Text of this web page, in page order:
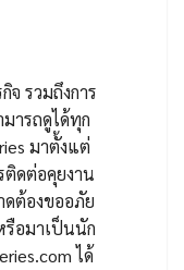
รวมถึงการ
ารถดูได้ทุก
มาตั้งแต่
ดต่อคุยงาน
ดต้องขออภัย
รือมาเป็นนัก
ได้